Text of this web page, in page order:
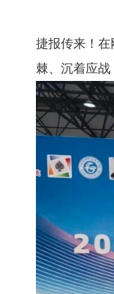
捷报传来！
棘、沉着应战